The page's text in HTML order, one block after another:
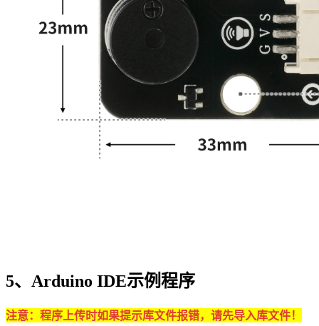
5、Arduino IDE示例程序
注意：程序上传时如果提示库文件报错，请先导入库文件！